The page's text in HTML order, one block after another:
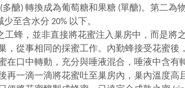
醣) 轉換成為葡萄糖和果糖 (單醣)。第二為
少至含水分 20% 以下。
蜂，並非直接將花蜜注入巢房中，而是將
，從事相同的採蜜工作。內勤蜂接受花蜜後
在口中轉動，充分與唾液混合，唾液中含有
再一滴一滴將花蜜吐至巢房內，巢內溫度高